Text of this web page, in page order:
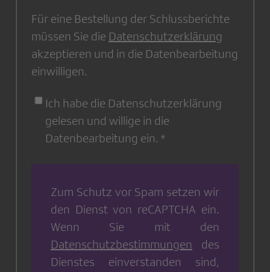
Für eine Bestellung der Schlussberichte
müssen Sie die Datenschutzerklärung
akzeptieren und in die Datenbearbeitung
einwilligen.
Ich habe die Datenschutzerklärung
gelesen und willige in die
Datenbearbeitung ein.
Zum Schutz vor Spam setzen wir
den Dienst von reCAPTCHA ein.
Wenn Sie mit den
Datenschutzbestimmungen des
Dienstes einverstanden sind,